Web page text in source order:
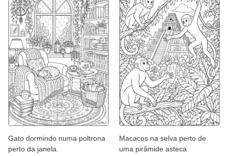
Gato dormindo numa poltrona
perto da janela.
Macacos na selva perto de
uma pirâmide asteca